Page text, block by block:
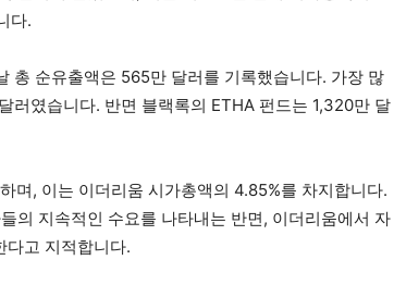
다.
총 순유출액은 565만 달러를 기록했습니다. 가장 많
러였습니다. 반면 블랙록의 ETHA 펀드는 1,320만 달
며, 이는 이더리움 시가총액의 4.85%를 차지합니다.
의 지속적인 수요를 나타내는 반면, 이더리움에서 자
다고 지적합니다.